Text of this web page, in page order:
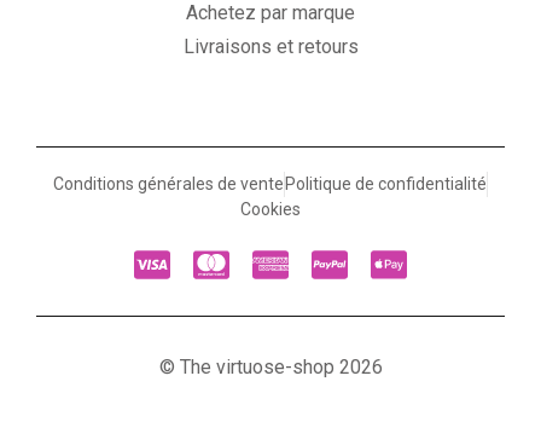
Achetez par marque
Livraisons et retours
Conditions générales de vente Politique de confidentialité
Cookies
© The virtuose-shop 2026